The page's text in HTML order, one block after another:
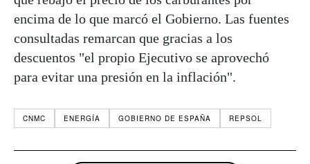
encima de lo que marcó el Gobierno. Las fuentes
consultadas remarcan que gracias a los
descuentos "el propio Ejecutivo se aprovechó
para evitar una presión en la inflación".
CNMC ENERGÍA GOBIERNO DE ESPAÑA REPSOL